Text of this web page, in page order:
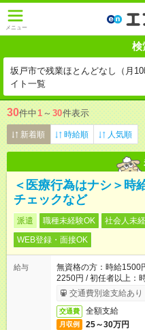
メニュー
検
坂戸市で残業ほとんどなし（月
イト一覧
30件中1 ～ 30件表示
新着順 時給順 人気順
＜医療行為はナシ＞時
チェックなど
派遣 職種未経験OK 社会人未
WEB登録・面接OK
給与
無資格の方：時給1500
2250円 / 初任者以上：
交通費別途支給あり
交通費 全額支給
月収例 25～30万円